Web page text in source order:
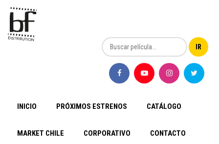
INICIO PRÓXIMOS ESTRENOS CATÁLOGO
MARKET CHILE CORPORATIVO CONTACTO